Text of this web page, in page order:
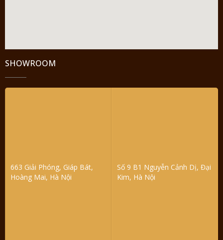
SHOWROOM
663 Giải Phóng, Giáp Bát,
Hoàng Mai, Hà Nội
Số 9 B1 Nguyễn Cảnh Dị, Đại
Kim, Hà Nội